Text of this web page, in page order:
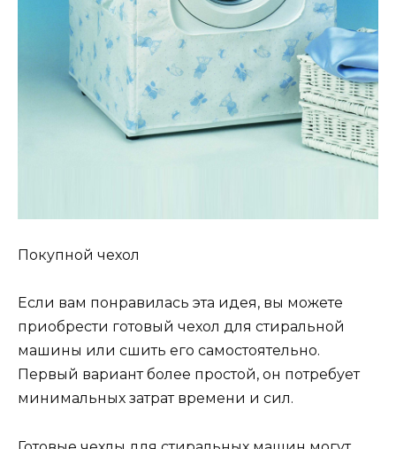
Покупной чехол
Если вам понравилась эта идея, вы можете
приобрести готовый чехол для стиральной
машины или сшить его самостоятельно.
Первый вариант более простой, он потребует
минимальных затрат времени и сил.